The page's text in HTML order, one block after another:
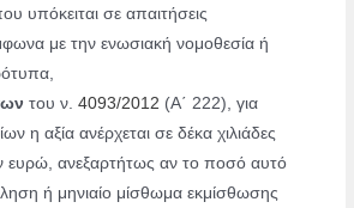
υπόκειται σε απαιτήσεις
με την ενωσιακή νομοθεσία ή
του ν.4093/2012 (Α΄ 222), για
η αξία ανέρχεται σε δέκα χιλιάδες
ευρώ, ανεξαρτήτως αν το ποσό αυτό
ή μηνιαίο μίσθωμα εκμίσθωσης